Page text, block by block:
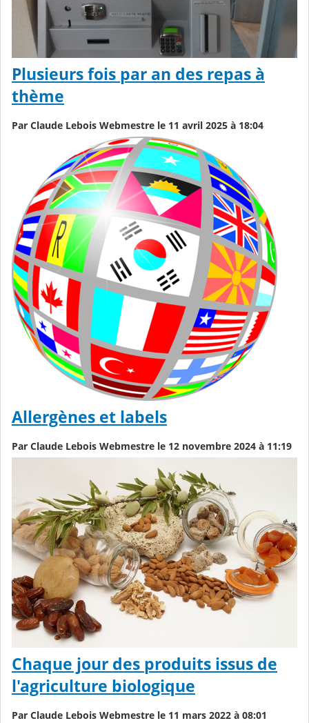
Plusieurs fois par an des repas à
thème
Par Claude Lebois Webmestre le 11 avril 2025 à 18:04
Allergènes et labels
Par Claude Lebois Webmestre le 12 novembre 2024 à 11:19
Chaque jour des produits issus de
l'agriculture biologique
Par Claude Lebois Webmestre le 11 mars 2022 à 08:01